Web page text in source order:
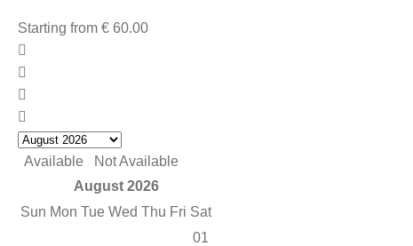
Starting from € 60.00
Available
Not Available
August 2026
Sun Mon Tue Wed Thu Fri Sat
01